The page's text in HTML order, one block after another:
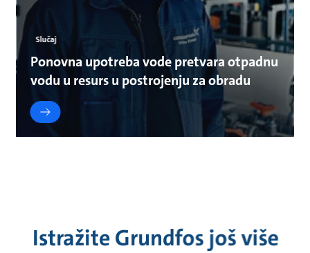
Slučaj
Ponovna upotreba vode pretvara otpadnu
vodu u resurs u postrojenju za obradu
Istražite Grundfos još više